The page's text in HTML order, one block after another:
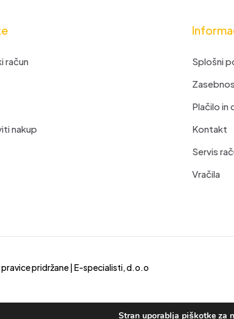
račun
nakup
Splošni
Plačilo in
Kontakt
Servis
Vračila
pridržane |E-specialisti, d.o.o
Stran uporablja piškotke za